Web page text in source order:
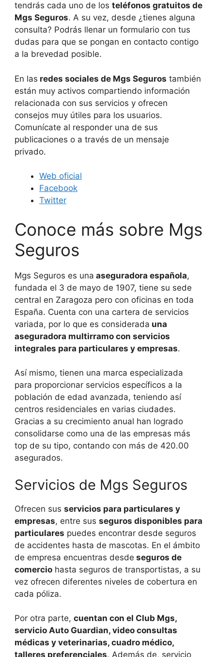
tendrás cada uno de los teléfonos gratuitos de
Mgs Seguros. A su vez, desde ¿tienes alguna
consulta? Podrás llenar un formulario con tus
dudas para que se pongan en contacto contigo
a la brevedad posible.
En las redes sociales de Mgs Seguros también
están muy activos compartiendo información
relacionada con sus servicios y ofrecen
consejos muy útiles para los usuarios.
Comunícate al responder una de sus
publicaciones o a través de un mensaje
privado.
Web oficial
Facebook
Twitter
Conoce más sobre Mgs
Seguros
Mgs Seguros es una aseguradora española,
fundada el 3 de mayo de 1907, tiene su sede
central en Zaragoza pero con oficinas en toda
España. Cuenta con una cartera de servicios
variada, por lo que es considerada una
aseguradora multirramo con servicios
integrales para particulares y empresas.
Así mismo, tienen una marca especializada
para proporcionar servicios específicos a la
población de edad avanzada, teniendo así
centros residenciales en varias ciudades.
Gracias a su crecimiento anual han logrado
consolidarse como una de las empresas más
top de su tipo, contando con más de 420.00
asegurados.
Servicios de Mgs Seguros
Ofrecen sus servicios para particulares y
empresas, entre sus seguros disponibles para
particulares puedes encontrar desde seguros
de accidentes hasta de mascotas. En el ámbito
de empresa encuentras desde seguros de
comercio hasta seguros de transportistas, a su
vez ofrecen diferentes niveles de cobertura en
cada póliza.
Por otra parte, cuentan con el Club Mgs,
servicio Auto Guardian, video consultas
médicas y veterinarias, cuadro médico,
talleres preferenciales. Además de, servicio